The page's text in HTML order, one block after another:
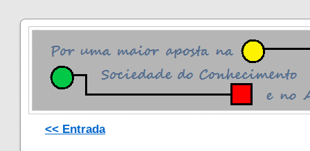
<< Entrada